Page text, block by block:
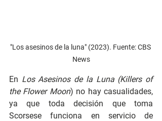
"Los asesinos de la luna" (2023). Fuente: CBS
News
En Los Asesinos de la Luna (Killers of
the Flower Moon) no hay casualidades,
ya que toda decisión que toma
Scorsese funciona en servicio de